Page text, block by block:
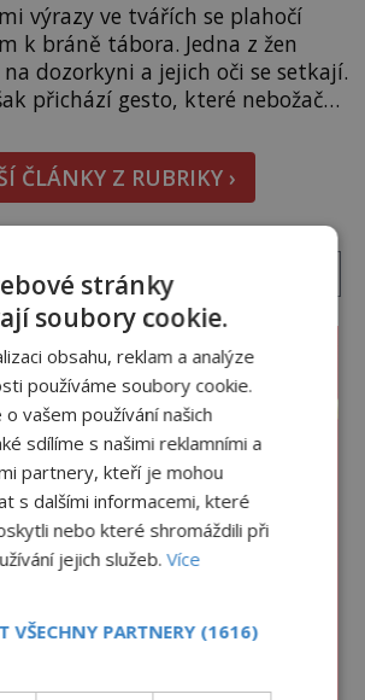
výrazy ve tvářích se plahočí
k bráně tábora. Jedna z žen
dozorkyni a jejich oči se setkají.
přichází gesto, které nebožačku
Josef Mengele (1911–
Himmler (1900–1945) zná každý,
jen otřela. Jenže […]
ČLÁNKY Z RUBRIKY ›
stránky
soubory cookie.
obsahu, reklam a analýze
používáme soubory cookie.
vašem používání našich
sdílíme s našimi reklamními a
partnery, kteří je mohou
s dalšími informacemi, které
nebo které shromáždili při
jejich služeb.Více
VŠECHNY PARTNERY (1616)